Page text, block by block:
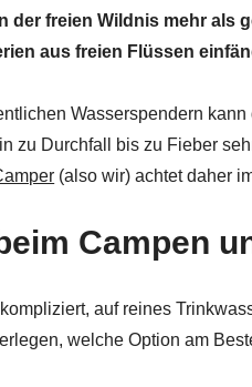
der freien Wildnis mehr als
aus freien Flüssen
Wasserspendern
zu Durchfall bis zu Fieber
(also wir) achtet daher
Campen
auf reines
welche Option am